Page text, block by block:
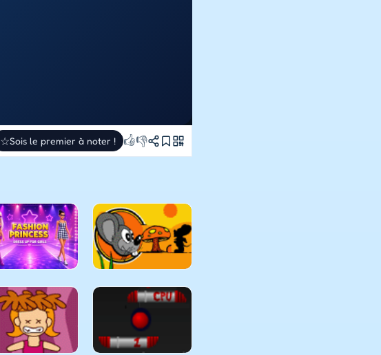
☆Sois le premier à noter ! 👍👎